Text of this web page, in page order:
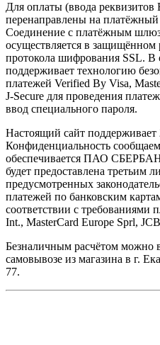
Для оплаты (ввода
перенаправлены на
Соединение с платёжным
осуществляется в
протокола шифрования SSL. В
поддерживает технологию
платежей Verified By Visa,
J-Secure для проведения
ввод специального пароля.
Настоящий сайт
Конфиденциальность
обеспечивается ПАО
будет предоставлена третьим
предусмотренных
платежей по банковским
соответствии с
Int., MasterCard Europe Sprl,
Безналичным расчётом можно
самовывозе из магазина в г.
77.